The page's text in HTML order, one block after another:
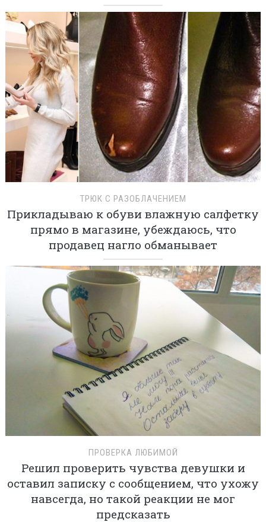
ТРЮК С РАЗОБЛАЧЕНИЕМ
Прикладываю к обуви влажную салфетку
прямо в магазине, убеждаюсь, что
продавец нагло обманывает
ПРОВЕРКА ЛЮБИМОЙ
Решил проверить чувства девушки и
оставил записку с сообщением, что ухожу
навсегда, но такой реакции не мог
предсказать